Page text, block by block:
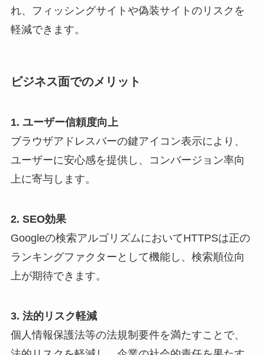
れ、フィッシングサイトや偽装サイトのリスクを
軽減できます。
ビジネス面でのメリット
1. ユーザー信頼度向上
ブラウザアドレスバーの鍵アイコン表示により、
ユーザーに安心感を提供し、コンバージョン率向
上に寄与します。
2. SEO効果
Googleの検索アルゴリズムにおいてHTTPSは正の
ランキングファクターとして機能し、検索順位向
上が期待できます。
3. 法的リスク軽減
個人情報保護法等の法規制要件を満たすことで、